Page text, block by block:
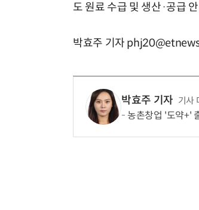
도 원료 수급 및 생산·공급
박효주 기자
박효주 기자 기사
농촌창업 '도약+'